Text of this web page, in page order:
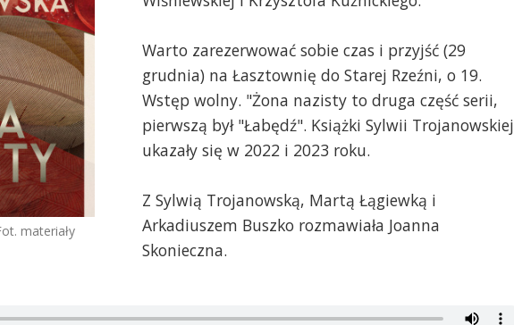
materiały
Warto zarezerwować sobie czas i przyjść (29
grudnia) na Łasztownię do Starej Rzeźni, o 19.
Wstęp wolny. "Żona nazisty to druga część serii,
pierwszą był "Łabędź". Książki Sylwii Trojanowskiej
ukazały się w 2022 i 2023 roku.
Z Sylwią Trojanowską, Martą Łągiewką i
Arkadiuszem Buszko rozmawiała Joanna
Skonieczna.